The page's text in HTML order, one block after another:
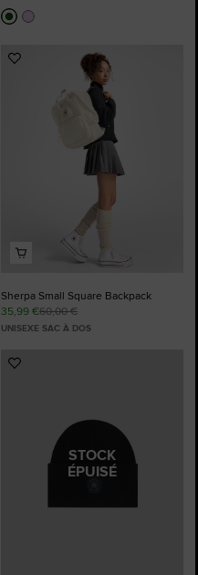
Ajouter
Sherpa Small Square Backpack
35,99 €60,00 €
UNISEXE SAC À DOS
STOCK
ÉPUISÉ
Ajouter